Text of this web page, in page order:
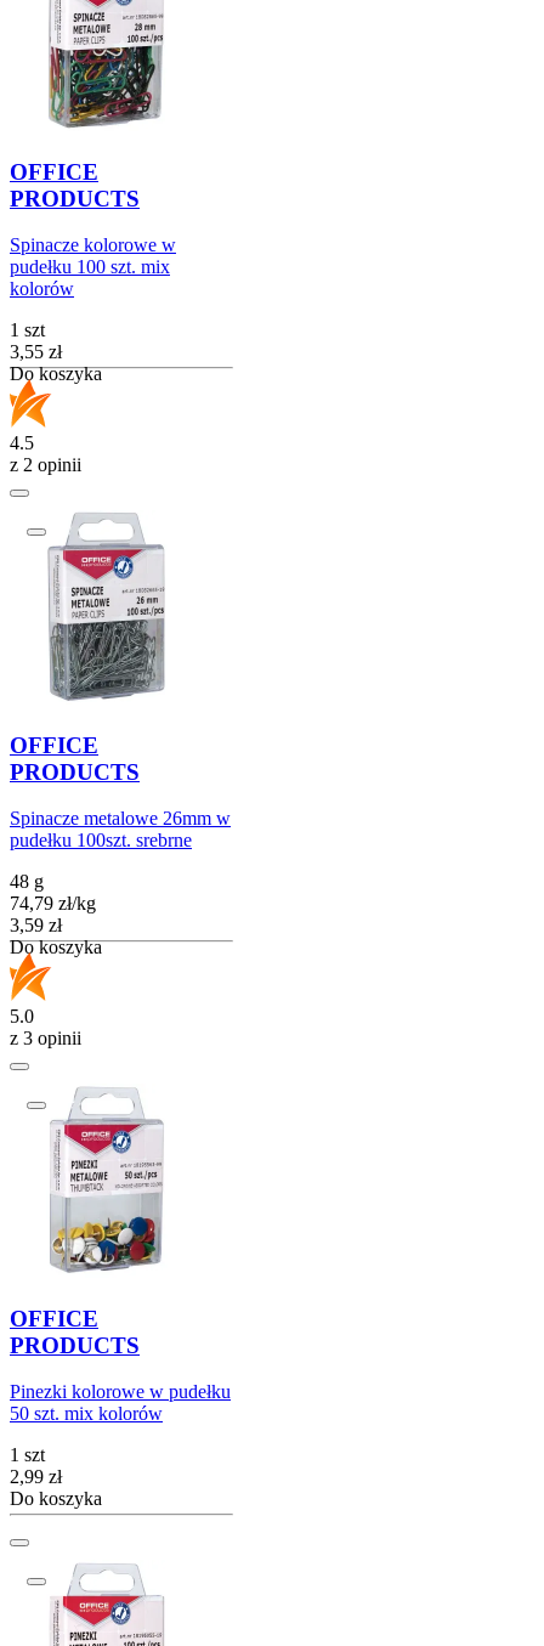
OFFICE
PRODUCTS
Spinacze kolorowe w
pudełku 100 szt. mix
kolorów
1 szt
Cena
3,55 zł
Do koszyka
4.5
z 2 opinii
OFFICE
PRODUCTS
Spinacze metalowe 26mm w
pudełku 100szt. srebrne
48 g
74,79 zł/kg
Cena
3,59 zł
Do koszyka
5.0
z 3 opinii
OFFICE
PRODUCTS
Pinezki kolorowe w pudełku
50 szt. mix kolorów
1 szt
Cena
2,99 zł
Do koszyka